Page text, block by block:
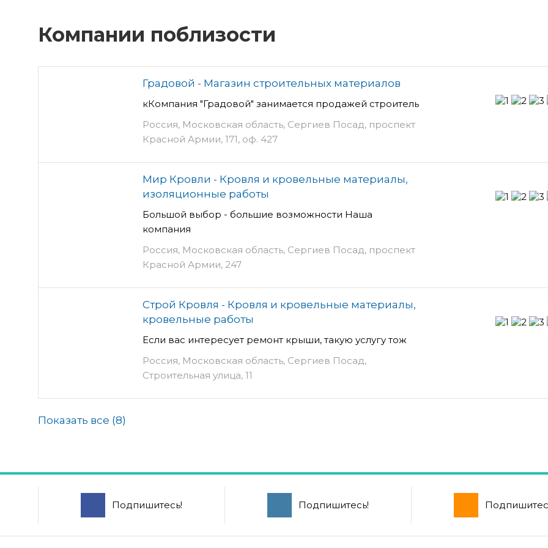
Компании поблизости
Градовой - Магазин строительных материалов
кКомпания "Градовой" занимается продажей строитель
Россия, Московская область, Сергиев Посад, проспект
Красной Армии, 171, оф. 427
Мир Кровли - Кровля и кровельные материалы,
изоляционные работы
Большой выбор - большие возможности Наша
компания
Россия, Московская область, Сергиев Посад, проспект
Красной Армии, 247
Строй Кровля - Кровля и кровельные материалы,
кровельные работы
Если вас интересует ремонт крыши, такую услугу тож
Россия, Московская область, Сергиев Посад,
Строительная улица, 11
Показать все (8)
Подпишитесь! Подпишитесь!